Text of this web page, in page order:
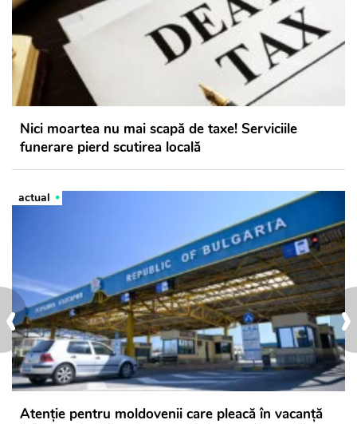
›
‹
Nici moartea nu mai scapă de taxe! Serviciile
funerare pierd scutirea locală
actual
Atenție pentru moldovenii care pleacă în vacanță